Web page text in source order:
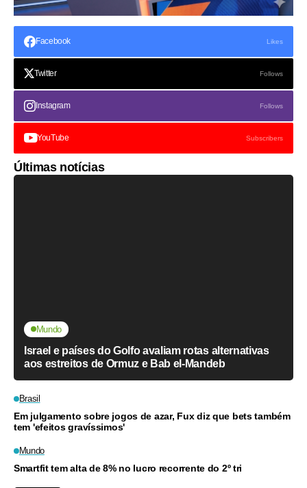
Facebook Likes
Twitter Follows
Instagram Follows
YouTube Subscribers
Últimas notícias
Mundo
Israel e países do Golfo avaliam rotas alternativas
aos estreitos de Ormuz e Bab el-Mandeb
Brasil
Em julgamento sobre jogos de azar, Fux diz que bets também
tem 'efeitos gravíssimos'
Mundo
Smartfit tem alta de 8% no lucro recorrente do 2º tri